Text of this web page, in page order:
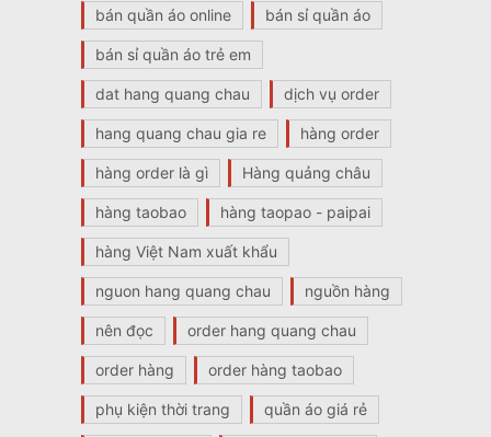
bán quần áo online bán sỉ quần áo
bán sỉ quần áo trẻ em
dat hang quang chau dịch vụ order
hang quang chau gia re hàng order
hàng order là gì Hàng quảng châu
hàng taobao hàng taopao - paipai
hàng Việt Nam xuất khẩu
nguon hang quang chau nguồn hàng
nên đọc order hang quang chau
order hàng order hàng taobao
phụ kiện thời trang quần áo giá rẻ